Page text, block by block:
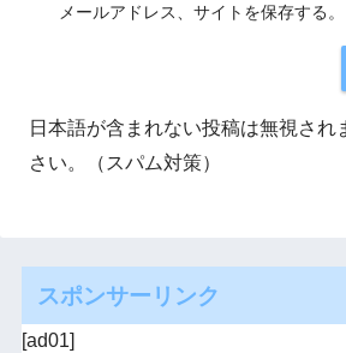
メールアドレス、サイトを保存する。
日本語が含まれない投稿は無視され
さい。（スパム対策）
スポンサーリンク
[ad01]